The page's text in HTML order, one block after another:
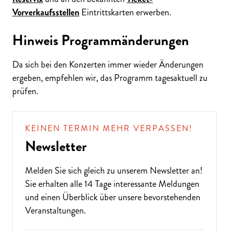
ALTE MUSIK BIS ZEITGENÖSSISCH
LIEBEN SIE DIE OPER?
VorverkaufsstellenEintrittskarten erwerben.
Hinweis Programmänderungen
Da sich bei den Konzerten immer wieder Änderungen
ergeben, empfehlen wir, das Programm tagesaktuell zu
prüfen.
KEINEN TERMIN MEHR VERPASSEN!
Newsletter
Melden Sie sich gleich zu unserem Newsletteran!
Sie erhalten alle 14 Tage interessante Meldungen
und einen Überblick über unsere bevorstehenden
Veranstaltungen.